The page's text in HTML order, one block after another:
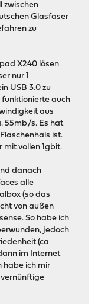
zwischen
Glasfaser
zu
X240 lösen
nur 1
USB 3.0 zu
auch
aus
55mb/s. Es hat
ist.
mit vollen 1gbit.
danach
alle
(so das
von außen
So habe ich
jedoch
(ca
im Internet
habe ich mir